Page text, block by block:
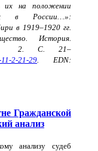
их на положении
в России…»:
в 1919–1920 гг.
История.
№ 2. С. 21–
2-21-29 . EDN:
Гражданской
анализ
анализу судеб